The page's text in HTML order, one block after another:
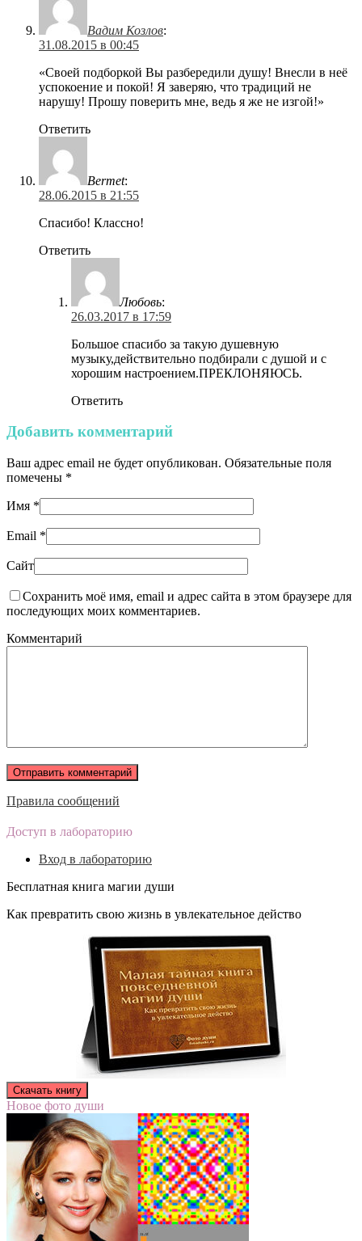
Вадим Козлов:
31.08.2015 в 00:45
«Своей подборкой Вы разбередили душу! Внесли в неё
успокоение и покой! Я заверяю, что традиций не
нарушу! Прошу поверить мне, ведь я же не изгой!»
Ответить
Bermet:
28.06.2015 в 21:55
Спасибо! Классно!
Ответить
Любовь:
26.03.2017 в 17:59
Большое спасибо за такую душевную
музыку,действительно подбирали с душой и с
хорошим настроением.ПРЕКЛОНЯЮСЬ.
Ответить
Добавить комментарий
Ваш адрес email не будет опубликован. Обязательные поля
помечены *
Имя *
Email *
Сайт
Сохранить моё имя, email и адрес сайта в этом браузере для
последующих моих комментариев.
Комментарий
Правила сообщений
Доступ в лабораторию
Вход в лабораторию
Бесплатная книга магии души
Как превратить свою жизнь в увлекательное действо
Новое фото души